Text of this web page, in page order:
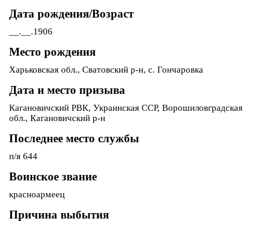
Дата рождения/Возраст
__.__.1906
Место рождения
Харьковская обл., Сватовский р-н, с. Гончаровка
Дата и место призыва
Кагановичский РВК, Украинская ССР, Ворошиловградская
обл., Кагановичский р-н
Последнее место службы
п/я 644
Воинское звание
красноармеец
Причина выбытия